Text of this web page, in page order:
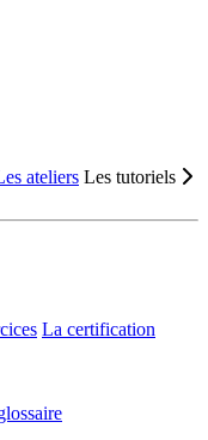
ateliers Les tutoriels
La certification